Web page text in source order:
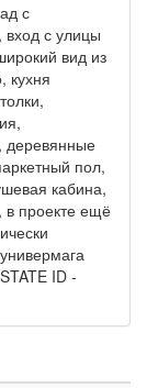
с
вход с улицы
вид из
кухня
деревянные
пол,
кабина,
в проекте ещё
ID -